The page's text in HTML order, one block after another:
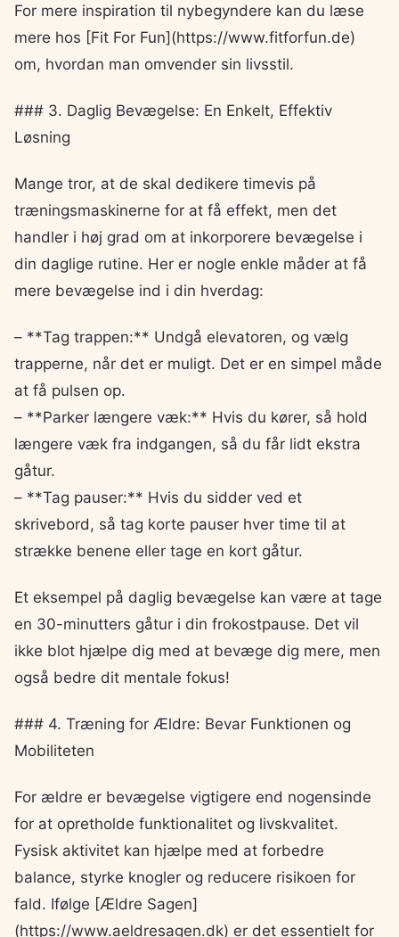
For mere inspiration til nybegyndere kan du læse
mere hos [Fit For Fun](https://www.fitforfun.de)
om, hvordan man omvender sin livsstil.
### 3. Daglig Bevægelse: En Enkelt, Effektiv
Løsning
Mange tror, at de skal dedikere timevis på
træningsmaskinerne for at få effekt, men det
handler i høj grad om at inkorporere bevægelse i
din daglige rutine. Her er nogle enkle måder at få
mere bevægelse ind i din hverdag:
– **Tag trappen:** Undgå elevatoren, og vælg
trapperne, når det er muligt. Det er en simpel måde
at få pulsen op.
– **Parker længere væk:** Hvis du kører, så hold
længere væk fra indgangen, så du får lidt ekstra
gåtur.
– **Tag pauser:** Hvis du sidder ved et
skrivebord, så tag korte pauser hver time til at
strække benene eller tage en kort gåtur.
Et eksempel på daglig bevægelse kan være at tage
en 30-minutters gåtur i din frokostpause. Det vil
ikke blot hjælpe dig med at bevæge dig mere, men
også bedre dit mentale fokus!
### 4. Træning for Ældre: Bevar Funktionen og
Mobiliteten
For ældre er bevægelse vigtigere end nogensinde
for at opretholde funktionalitet og livskvalitet.
Fysisk aktivitet kan hjælpe med at forbedre
balance, styrke knogler og reducere risikoen for
fald. Ifølge [Ældre Sagen]
(https://www.aeldresagen.dk) er det essentielt for